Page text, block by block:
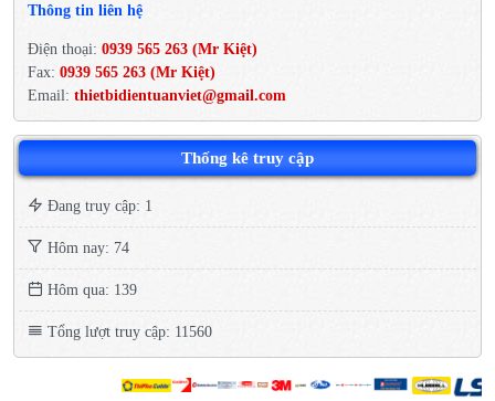
Thông tin liên hệ
Điện thoại: 0939 565 263 (Mr Kiệt)
Fax: 0939 565 263 (Mr Kiệt)
Email: thietbidientuanviet@gmail.com
Thống kê truy cập
Đang truy cập: 1
Hôm nay: 74
Hôm qua: 139
Tổng lượt truy cập: 11560